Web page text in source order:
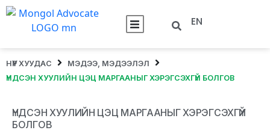
EN
НҮҮР ХУУДАС
МЭДЭЭ, МЭДЭЭЛЭЛ
ҮНДСЭН ХУУЛИЙН ЦЭЦ МАРГААНЫГ ХЭРЭГСЭХГҮЙ БОЛГОВ
ҮНДСЭН ХУУЛИЙН ЦЭЦ МАРГААНЫГ ХЭРЭГСЭХГҮЙ
БОЛГОВ